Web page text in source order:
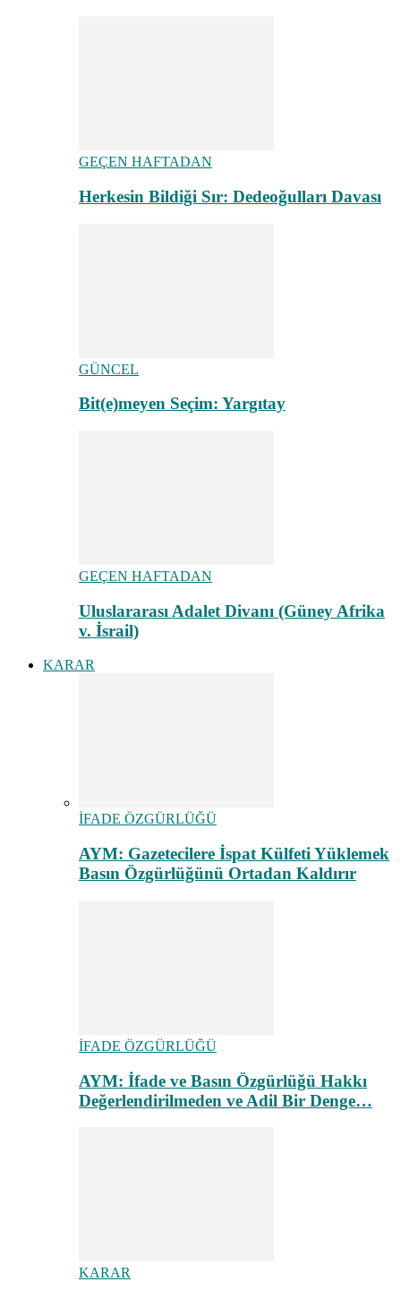
GEÇEN HAFTADAN
Herkesin Bildiği Sır: Dedeoğulları Davası
GÜNCEL
Bit(e)meyen Seçim: Yargıtay
GEÇEN HAFTADAN
Uluslararası Adalet Divanı (Güney Afrika
v. İsrail)
KARAR
İFADE ÖZGÜRLÜĞÜ
AYM: Gazetecilere İspat Külfeti Yüklemek
Basın Özgürlüğünü Ortadan Kaldırır
İFADE ÖZGÜRLÜĞÜ
AYM: İfade ve Basın Özgürlüğü Hakkı
Değerlendirilmeden ve Adil Bir Denge…
KARAR